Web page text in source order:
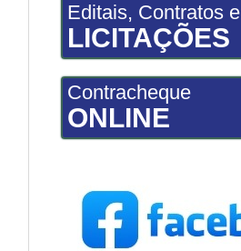
Editais, Contratos e
LICITAÇÕES
Contracheque
ONLINE